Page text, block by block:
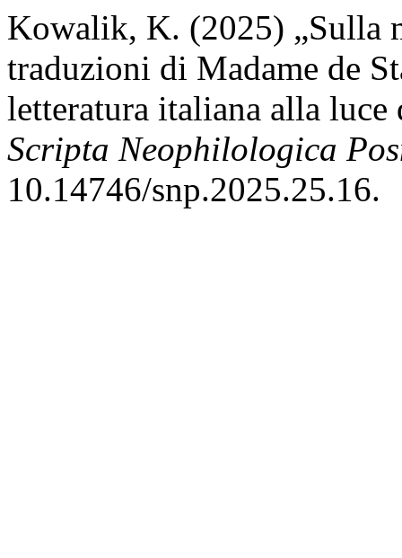
Kowalik, K. (2025) „Sulla
traduzioni di Madame de
letteratura italiana alla
Scripta Neophilologica
10.14746/snp.2025.25.16.